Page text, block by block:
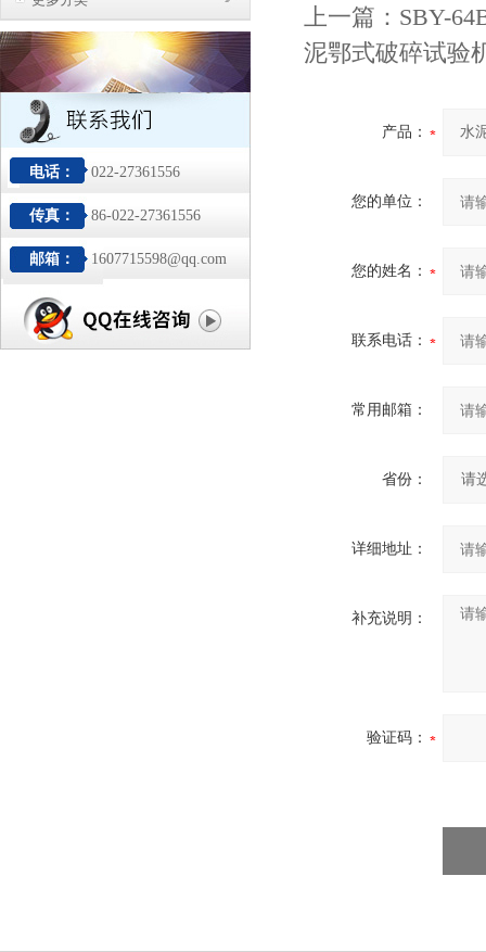
电话： 022-27361556
传真： 86-022-27361556
邮箱： 1607715598@qq.com
上一篇： SBY-
泥鄂式破碎试验
产品：
您的单位：
您的姓名：
联系电话：
常用邮箱：
省份：
详细地址：
补充说明：
验证码：